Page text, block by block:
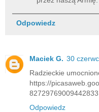
Odpowiedz
Maciek G. 30
Radzieckie
https://
82729769009442833
Odpowiedz